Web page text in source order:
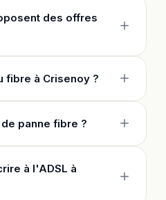
des offres
fibre à Crisenoy ?
panne fibre ?
à l'ADSL à